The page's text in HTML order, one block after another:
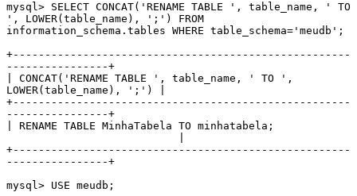
mysql> SELECT CONCAT('RENAME TABLE ', table_name, ' TO
', LOWER(table_name), ';') FROM
information_schema.tables WHERE table_schema='meudb';
+-----------------------------------------------------
----------------+
| CONCAT('RENAME TABLE ', table_name, ' TO ',
LOWER(table_name), ';') |
+-----------------------------------------------------
----------------+
| RENAME TABLE MinhaTabela TO minhatabela;
+-----------------------------------------------------
----------------+
mysql> USE meudb;